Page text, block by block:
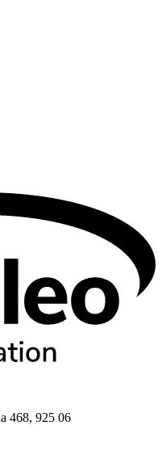
468, 925 06